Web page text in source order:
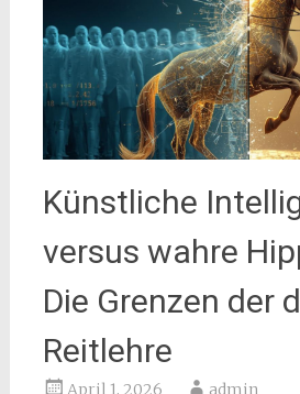
Künstliche
versus wahre
Die Grenzen der
Reitlehre
April 1, 2026 admin